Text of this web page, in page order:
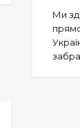
Ми